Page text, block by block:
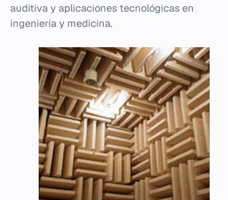
auditiva y aplicaciones tecnológicas en
ingeniería y medicina.